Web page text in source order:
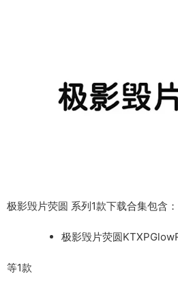
极影毁片荧圆 系列1款下载合集包含：
极影毁片荧圆
等1款